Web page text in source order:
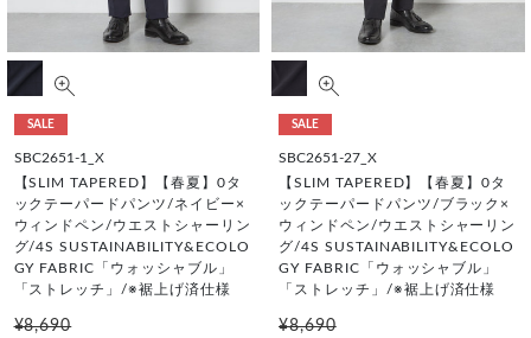
SALE
SBC2651-1_X
【SLIM TAPERED】【春夏】0タ
ックテーパードパンツ/ネイビー×
ウィンドペン/ウエストシャーリン
グ/4S SUSTAINABILITY&ECOLO
GY FABRIC「ウォッシャブル」
「ストレッチ」/※裾上げ済仕様
¥8,690
SALE
SBC2651-27_X
【SLIM TAPERED】【春夏】0タ
ックテーパードパンツ/ブラック×
ウィンドペン/ウエストシャーリン
グ/4S SUSTAINABILITY&ECOLO
GY FABRIC「ウォッシャブル」
「ストレッチ」/※裾上げ済仕様
¥8,690